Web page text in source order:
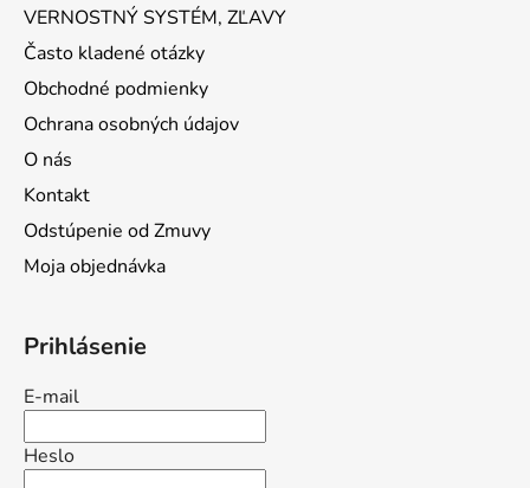
VERNOSTNÝ SYSTÉM, ZĽAVY
Často kladené otázky
Obchodné podmienky
Ochrana osobných údajov
O nás
Kontakt
Odstúpenie od Zmuvy
Moja objednávka
Prihlásenie
E-mail
Heslo